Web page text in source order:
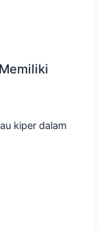
kiper dalam